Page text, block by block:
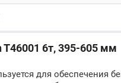
T46001 6т, 395-605 мм
для обеспечения